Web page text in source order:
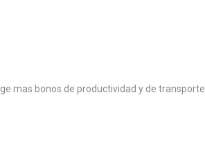
mas bonos de productividad y de transporte.